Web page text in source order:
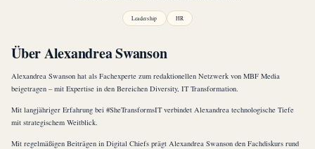
Leadership HR
Über Alexandrea Swanson
Alexandrea Swanson hat als Fachexperte zum redaktionellen Netzwerk von MBF Media
beigetragen – mit Expertise in den Bereichen Diversity, IT Transformation.
Mit langjähriger Erfahrung bei #SheTransformsIT verbindet Alexandrea technologische Tiefe
mit strategischem Weitblick.
Mit regelmäßigen Beiträgen in Digital Chiefs prägt Alexandrea Swanson den Fachdiskurs rund